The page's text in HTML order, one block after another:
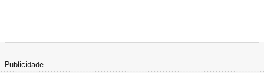
Publicidade